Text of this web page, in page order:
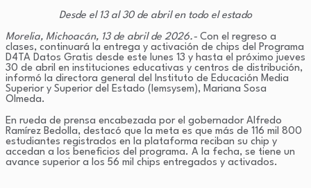
Desde el 13 al 30 de abril en todo el estado
Morelia, Michoacán, 13 de abril de 2026.- Con el regreso a
clases, continuará la entrega y activación de chips del Programa
D4TA Datos Gratis desde este lunes 13 y hasta el próximo jueves
30 de abril en instituciones educativas y centros de distribución,
informó la directora general del Instituto de Educación Media
Superior y Superior del Estado (Iemsysem), Mariana Sosa
Olmeda.
En rueda de prensa encabezada por el gobernador Alfredo
Ramírez Bedolla, destacó que la meta es que más de 116 mil 800
estudiantes registrados en la plataforma reciban su chip y
accedan a los beneficios del programa. A la fecha, se tiene un
avance superior a los 56 mil chips entregados y activados.